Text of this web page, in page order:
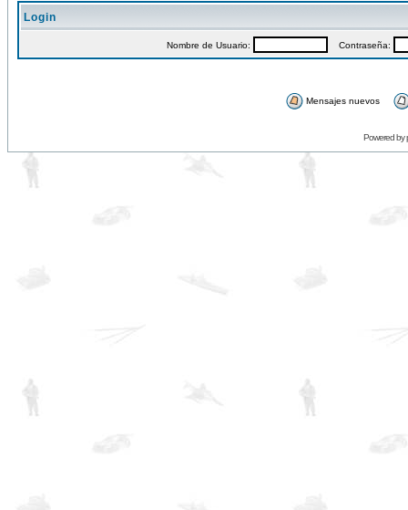
Login
Nombre de Usuario: Contraseña:
Mensajes nuevos
Powered by